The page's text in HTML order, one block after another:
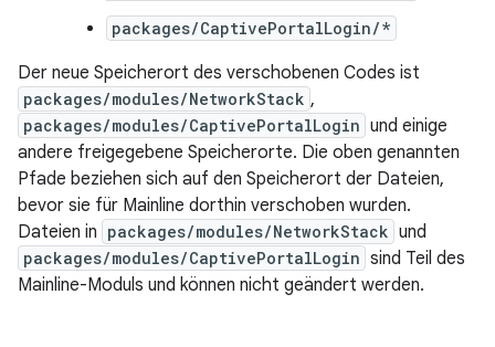
packages/CaptivePortalLogin/*
Der neue Speicherort des verschobenen Codes ist
packages/modules/NetworkStack ,
packages/modules/CaptivePortalLogin und einige
andere freigegebene Speicherorte. Die oben genannten
Pfade beziehen sich auf den Speicherort der Dateien,
bevor sie für Mainline dorthin verschoben wurden.
Dateien in packages/modules/NetworkStack und
packages/modules/CaptivePortalLogin sind Teil des
Mainline-Moduls und können nicht geändert werden.